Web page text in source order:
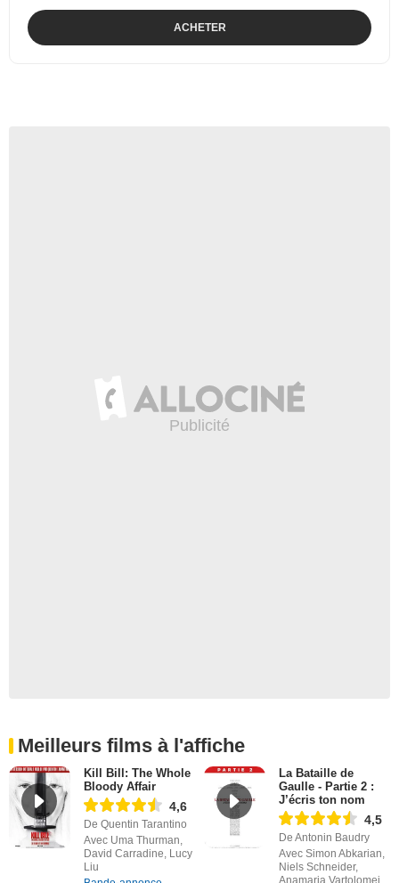
ACHETER
Meilleurs films à l'affiche
Kill Bill: The Whole
Bloody Affair
4,6
De Quentin Tarantino
Avec Uma Thurman,
David Carradine, Lucy
Liu
La Bataille de
Gaulle - Partie 2 :
J’écris ton nom
4,5
De Antonin Baudry
Avec Simon Abkarian,
Niels Schneider,
Anamaria Vartolomei